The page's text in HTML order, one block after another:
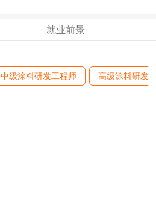
就业前景
中级涂料研发工程师 高级涂料研发